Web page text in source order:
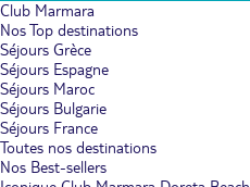
Club Marmara
Nos Top destinations
Séjours Grèce
Séjours Espagne
Séjours Maroc
Séjours Bulgarie
Séjours France
Toutes nos destinations
Nos Best-sellers